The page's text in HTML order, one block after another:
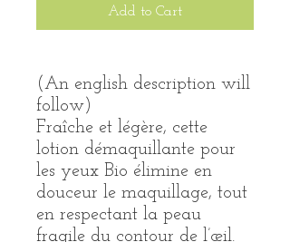
Add to Cart
(An english description will
follow)
Fraîche et légère, cette
lotion démaquillante pour
les yeux Bio élimine en
douceur le maquillage, tout
en respectant la peau
fragile du contour de l’œil.